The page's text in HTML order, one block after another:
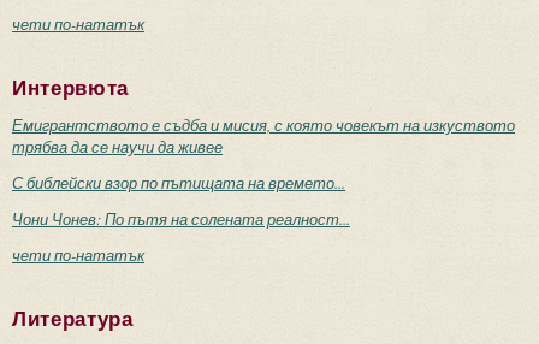
чети по-нататък
Интервюта
Емигрантството е съдба и мисия, с която човекът на изкуството
трябва да се научи да живее
С библейски взор по пътищата на времето...
Чони Чонев: По пътя на солената реалност...
чети по-нататък
Литература